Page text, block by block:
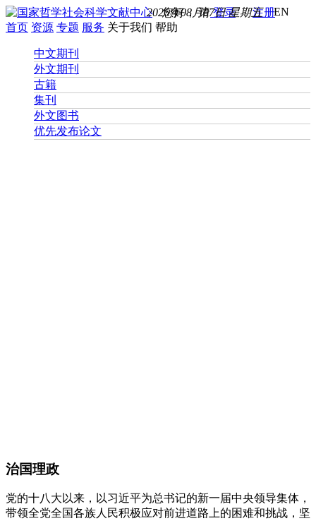
您好， 请登录 注册EN
2026年08月07日 星期五
首页 资源 专题 服务 关于我们 帮助
中文期刊
外文期刊
古籍
集刊
外文图书
优先发布论文
治国理政
党的十八大以来，以习近平为总书记的新一届中央领导集体，
带领全党全国各族人民积极应对前进道路上的困难和挑战，坚